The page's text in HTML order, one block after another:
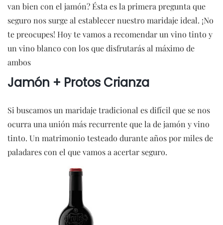
van bien con el jamón? Ésta es la primera pregunta que
seguro nos surge al establecer nuestro maridaje ideal. ¡No
te preocupes! Hoy te vamos a recomendar un vino tinto y
un vino blanco con los que disfrutarás al máximo de
ambos
Jamón + Protos Crianza
Si buscamos un maridaje tradicional es difícil que se nos
ocurra una unión más recurrente que la de jamón y vino
tinto. Un matrimonio testeado durante años por miles de
paladares con el que vamos a acertar seguro.